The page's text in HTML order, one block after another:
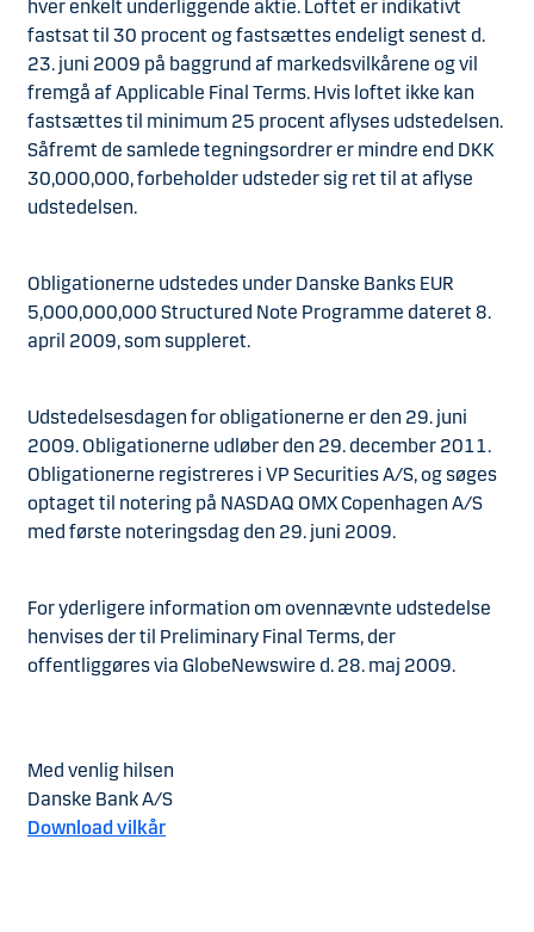
hver enkelt underliggende aktie. Loftet er indikativt
fastsat til 30 procent og fastsættes endeligt senest d.
23. juni 2009 på baggrund af markedsvilkårene og vil
fremgå af Applicable Final Terms. Hvis loftet ikke kan
fastsættes til minimum 25 procent aflyses udstedelsen.
Såfremt de samlede tegningsordrer er mindre end DKK
30,000,000, forbeholder udsteder sig ret til at aflyse
udstedelsen.
Obligationerne udstedes under Danske Banks EUR
5,000,000,000 Structured Note Programme dateret 8.
april 2009, som suppleret.
Udstedelsesdagen for obligationerne er den 29. juni
2009. Obligationerne udløber den 29. december 2011.
Obligationerne registreres i VP Securities A/S, og søges
optaget til notering på NASDAQ OMX Copenhagen A/S
med første noteringsdag den 29. juni 2009.
For yderligere information om ovennævnte udstedelse
henvises der til Preliminary Final Terms, der
offentliggøres via GlobeNewswire d. 28. maj 2009.
Med venlig hilsen
Danske Bank A/S
Download vilkår